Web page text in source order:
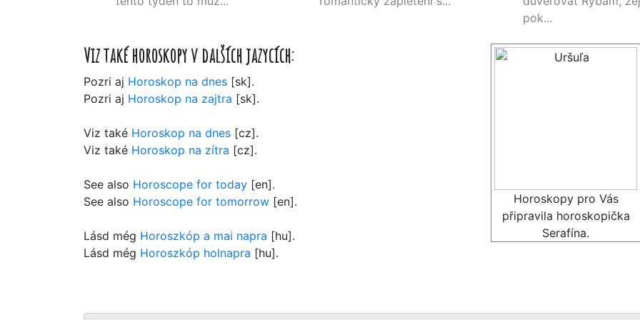
pok...
Viz také horoskopy v dalších jazycích:
Pozri aj Horoskop na dnes [sk].
Pozri aj Horoskop na zajtra [sk].
Viz také Horoskop na dnes [cz].
Viz také Horoskop na zítra [cz].
See also Horoscope for today [en].
See also Horoscope for tomorrow [en].
Lásd még Horoszkóp a mai napra [hu].
Lásd még Horoszkóp holnapra [hu].
Horoskopy pro Vás
připravila horoskopička
Serafína.